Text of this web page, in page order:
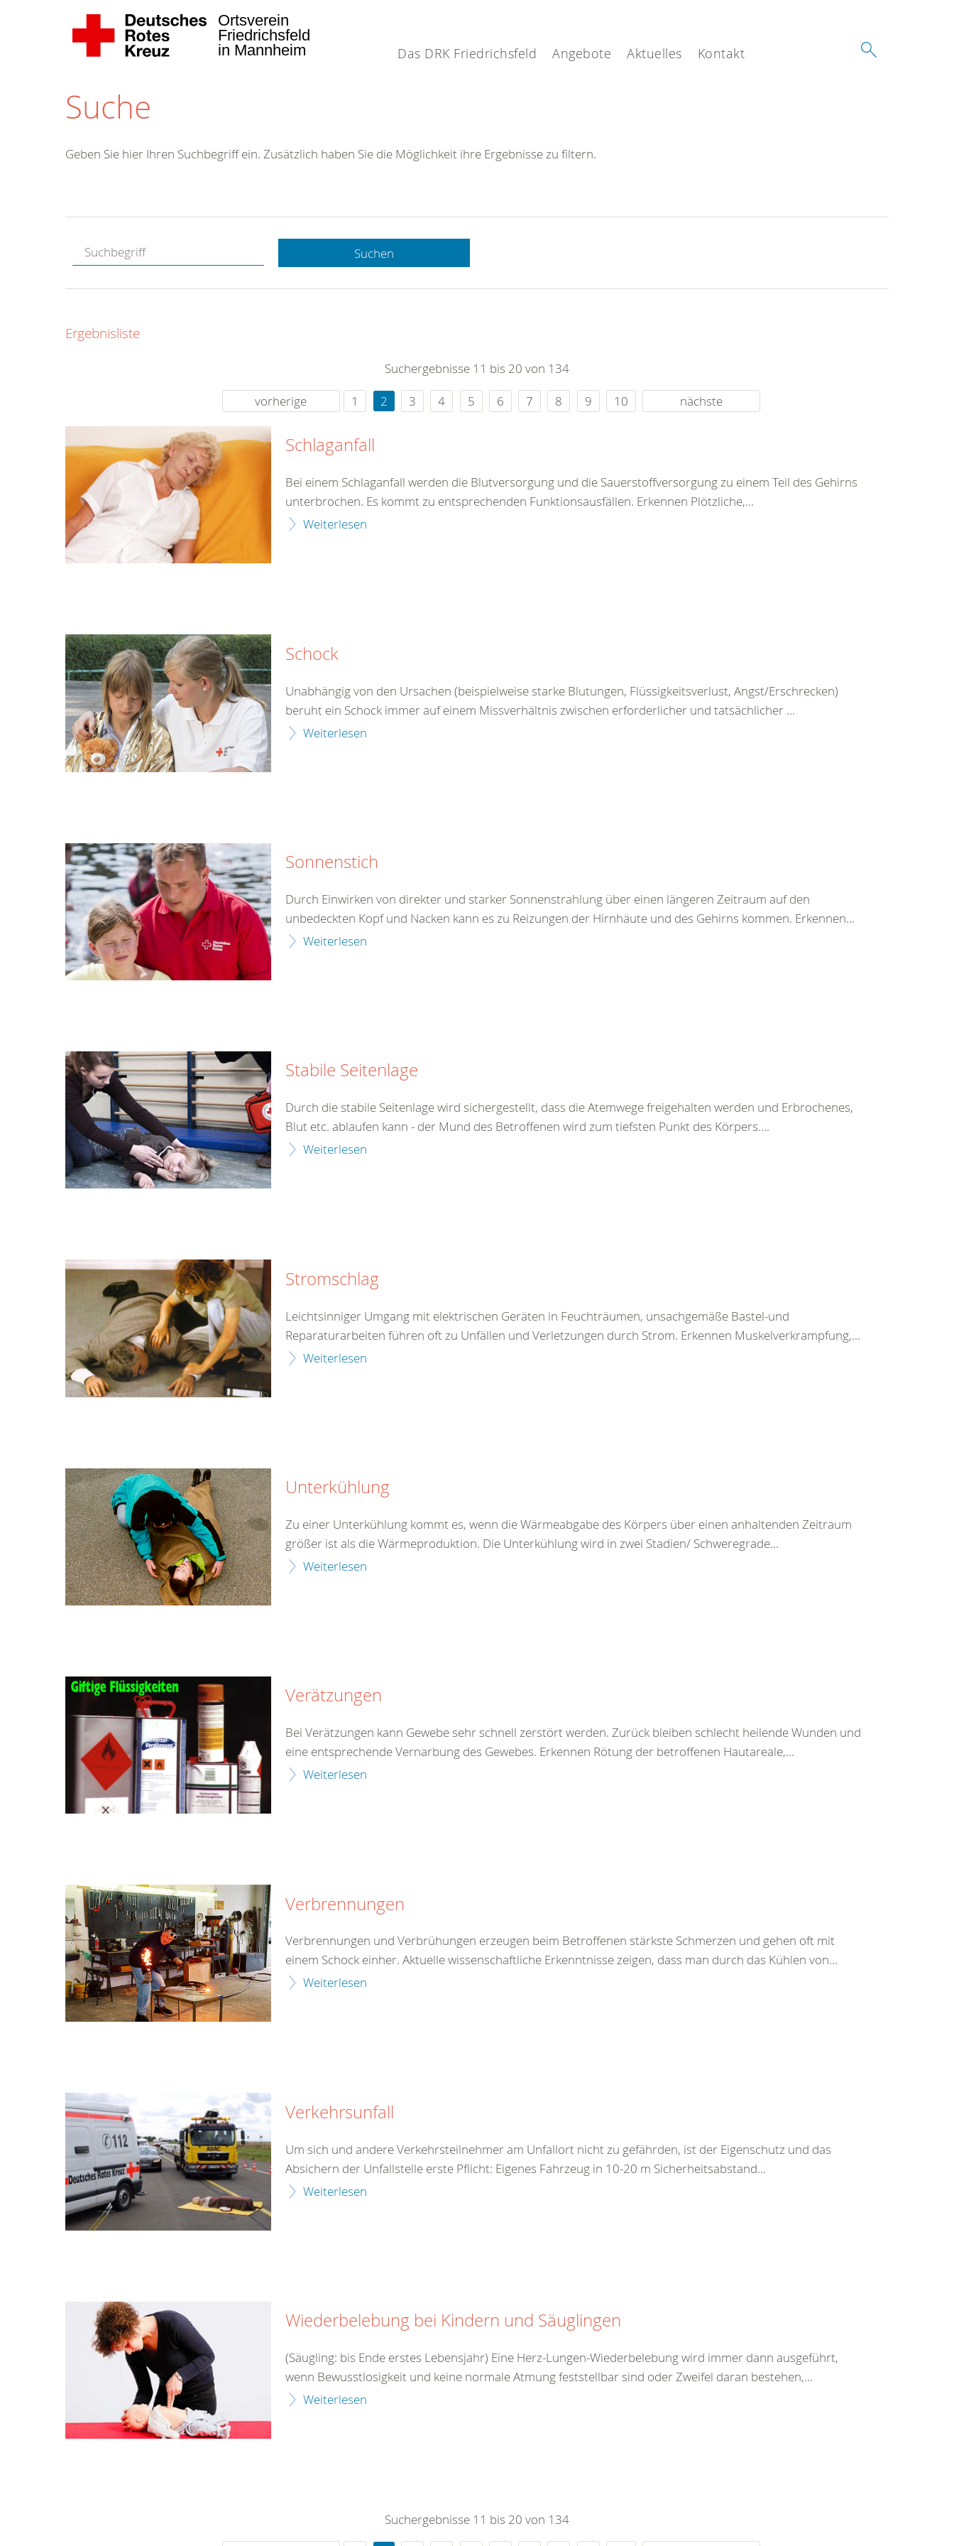
Das DRK Friedrichsfeld Angebote Aktuelles Kontakt
Ortsverein
Friedrichsfeld
in Mannheim
Suche
Hotline.
gerne.
rund um die Uhr
Geben Sie hier Ihren Suchbegriff ein. Zusätzlich haben Sie die Möglichkeit ihre Ergebnisse zu filtern.
Suchen
Ergebnisliste
Suchergebnisse 11 bis 20 von 134
vorherige
1 2 3 4 5 6 7 8 9 10 nächste
Schlaganfall
Bei einem Schlaganfall werden die Blutversorgung und die Sauerstoffversorgung zu einem Teil des Gehirns
unterbrochen. Es kommt zu entsprechenden Funktionsausfällen. Erkennen Plötzliche,...
Weiterlesen
Schock
Unabhängig von den Ursachen (beispielweise starke Blutungen, Flüssigkeitsverlust, Angst/Erschrecken)
beruht ein Schock immer auf einem Missverhältnis zwischen erforderlicher und tatsächlicher ...
Weiterlesen
Sonnenstich
Durch Einwirken von direkter und starker Sonnenstrahlung über einen längeren Zeitraum auf den
unbedeckten Kopf und Nacken kann es zu Reizungen der Hirnhäute und des Gehirns kommen. Erkennen...
Weiterlesen
Stabile Seitenlage
Durch die stabile Seitenlage wird sichergestellt, dass die Atemwege freigehalten werden und Erbrochenes,
Blut etc. ablaufen kann - der Mund des Betroffenen wird zum tiefsten Punkt des Körpers....
Weiterlesen
Stromschlag
Leichtsinniger Umgang mit elektrischen Geräten in Feuchträumen, unsachgemäße Bastel-und
Reparaturarbeiten führen oft zu Unfällen und Verletzungen durch Strom. Erkennen Muskelverkrampfung,...
Weiterlesen
Unterkühlung
Zu einer Unterkühlung kommt es, wenn die Wärmeabgabe des Körpers über einen anhaltenden Zeitraum
größer ist als die Wärmeproduktion. Die Unterkühlung wird in zwei Stadien/ Schweregrade...
Weiterlesen
Verätzungen
Bei Verätzungen kann Gewebe sehr schnell zerstört werden. Zurück bleiben schlecht heilende Wunden und
eine entsprechende Vernarbung des Gewebes. Erkennen Rötung der betroffenen Hautareale,...
Weiterlesen
Verbrennungen
Verbrennungen und Verbrühungen erzeugen beim Betroffenen stärkste Schmerzen und gehen oft mit
einem Schock einher. Aktuelle wissenschaftliche Erkenntnisse zeigen, dass man durch das Kühlen von...
Weiterlesen
Verkehrsunfall
Um sich und andere Verkehrsteilnehmer am Unfallort nicht zu gefährden, ist der Eigenschutz und das
Absichern der Unfallstelle erste Pflicht: Eigenes Fahrzeug in 10-20 m Sicherheitsabstand...
Weiterlesen
Wiederbelebung bei Kindern und Säuglingen
(Säugling: bis Ende erstes Lebensjahr) Eine Herz-Lungen-Wiederbelebung wird immer dann ausgeführt,
wenn Bewusstlosigkeit und keine normale Atmung feststellbar sind oder Zweifel daran bestehen,...
Weiterlesen
Suchergebnisse 11 bis 20 von 134